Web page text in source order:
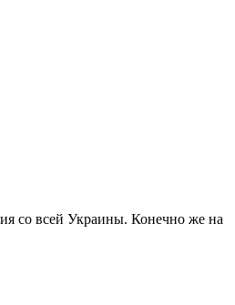
со всей Украины. Конечно же на